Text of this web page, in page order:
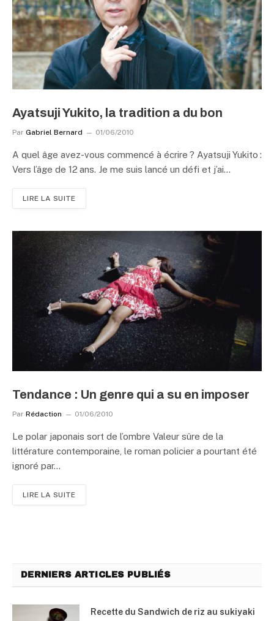
Ayatsuji Yukito, la tradition a du bon
Par Gabriel Bernard 01/06/2010
A quel âge avez-vous commencé à écrire ? Ayatsuji Yukito :
Vers l’âge de 12 ans. Je me suis lancé un défi et j’ai…
LIRE LA SUITE
Tendance : Un genre qui a su en imposer
Par Rédaction 01/06/2010
Le polar japonais sort de l’ombre Valeur sûre de la
littérature contemporaine, le roman policier a pourtant été
ignoré par…
LIRE LA SUITE
DERNIERS ARTICLES PUBLIÉS
Recette du Sandwich de riz au sukiyaki